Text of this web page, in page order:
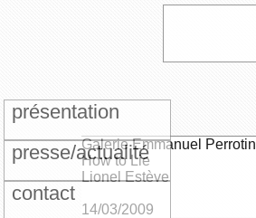
présentation
presse/actualité
contact
Galerie Emmanuel Perrotin
How to Lie
Lionel Estève
14/03/2009